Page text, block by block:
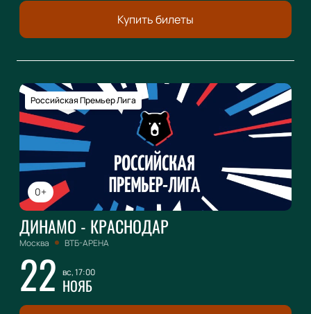
Купить билеты
0+
Российская Премьер Лига
ДИНАМО - КРАСНОДАР
Москва ВТБ-АРЕНА
22 вс, 17:00
НОЯБ